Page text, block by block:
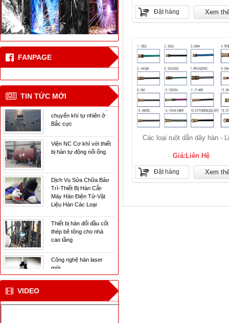
FANPAGE
TIN TỨC MỚI
Thiết bị hàn đối đầu cốt
thép bê tông cho nhà
Công nghệ hàn laser
mới
CN hàn mới cho tàu vận
Máy Hàn Điện Tử-Vật
Liệu Hàn Các Loại
cao tầng
CN hàn mới cho tàu vận
VIDEO
Đặt hàng Xem
Các loại ruột dẫn dây hàn -
Giá:Liên Hệ
Đặt hàng Xem